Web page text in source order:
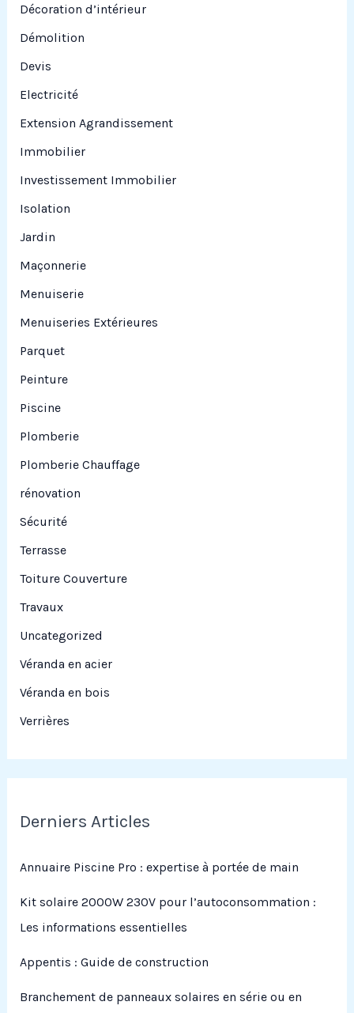
Décoration d’intérieur
Démolition
Devis
Electricité
Extension Agrandissement
Immobilier
Investissement Immobilier
Isolation
Jardin
Maçonnerie
Menuiserie
Menuiseries Extérieures
Parquet
Peinture
Piscine
Plomberie
Plomberie Chauffage
rénovation
Sécurité
Terrasse
Toiture Couverture
Travaux
Uncategorized
Véranda en acier
Véranda en bois
Verrières
Derniers Articles
Annuaire Piscine Pro : expertise à portée de main
Kit solaire 2000W 230V pour l’autoconsommation :
Les informations essentielles
Appentis : Guide de construction
Branchement de panneaux solaires en série ou en